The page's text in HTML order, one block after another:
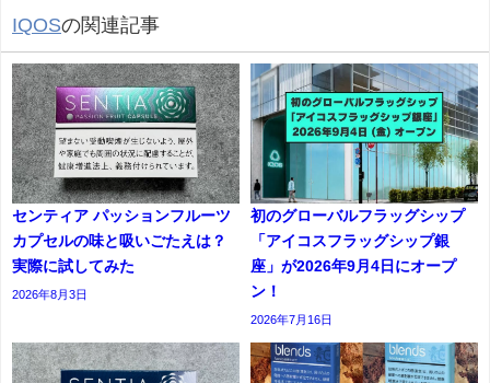
IQOSの関連記事
センティア パッションフルーツ
カプセルの味と吸いごたえは？
実際に試してみた
2026年8月3日
初のグローバルフラッグシップ
「アイコスフラッグシップ銀
座」が2026年9月4日にオープ
ン！
2026年7月16日